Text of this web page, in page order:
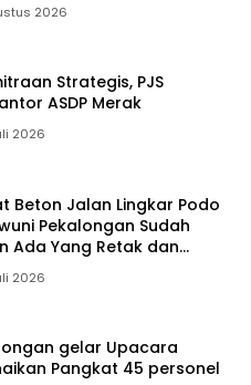
2026
Strategis, PJS
ASDP Merak
2026
Beton Jalan Lingkar Podo
Pekalongan Sudah
Ada Yang Retak dan
Berbahaya
2026
gelar Upacara
Pangkat 45 personel